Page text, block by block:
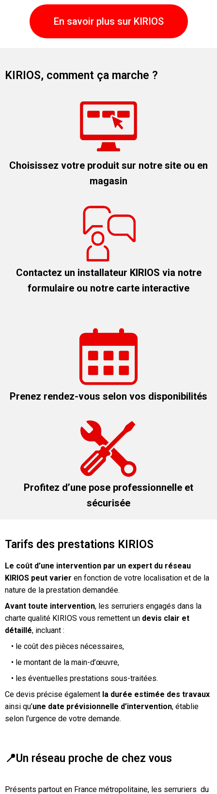
En savoir plus sur KIRIOS
KIRIOS, comment ça marche ?
Choisissez votre produit sur notre site ou en
magasin
Contactez un installateur KIRIOS via notre
formulaire ou notre carte interactive
Prenez rendez-vous selon vos disponibilités
Profitez d’une pose professionnelle et
sécurisée
Tarifs des prestations KIRIOS
Le coût d’une intervention par un expert du réseau
KIRIOS peut varier en fonction de votre localisation et de la
nature de la prestation demandée.
Avant toute intervention, les serruriers engagés dans la
charte qualité KIRIOS vous remettent un devis clair et
détaillé, incluant :
• le coût des pièces nécessaires,
• le montant de la main-d’œuvre,
• les éventuelles prestations sous-traitées.
Ce devis précise également la durée estimée des travaux
ainsi qu’une date prévisionnelle d’intervention, établie
selon l’urgence de votre demande.
📍Un réseau proche de chez vous
Présents partout en France métropolitaine, les serruriers du